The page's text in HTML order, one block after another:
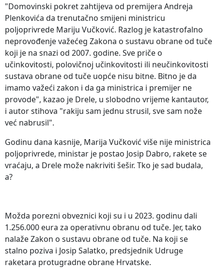
"Domovinski pokret zahtijeva od premijera Andreja
Plenkovića da trenutačno smijeni ministricu
poljoprivrede Mariju Vučković. Razlog je katastrofalno
neprovođenje važećeg Zakona o sustavu obrane od tuče
koji je na snazi od 2007. godine. Sve priče o
učinkovitosti, polovičnoj učinkovitosti ili neučinkovitosti
sustava obrane od tuče uopće nisu bitne. Bitno je da
imamo važeći zakon i da ga ministrica i premijer ne
provode", kazao je Drele, u slobodno vrijeme kantautor,
i autor stihova "rakiju sam jednu strusil, sve sam nože
već nabrusil".
Godinu dana kasnije, Marija Vučković više nije ministrica
poljoprivrede, ministar je postao Josip Dabro, rakete se
vraćaju, a Drele može nakriviti šešir. Tko je sad budala,
a?
Možda porezni obveznici koji su i u 2023. godinu dali
1.256.000 eura za operativnu obranu od tuče. Jer, tako
nalaže Zakon o sustavu obrane od tuče. Na koji se
stalno poziva i Josip Salatko, predsjednik Udruge
raketara protugradne obrane Hrvatske.